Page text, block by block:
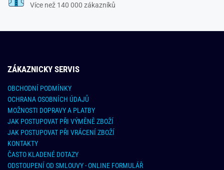
Více než 140 000 zákazníků
ZÁKAZNICKY SERVIS
OBCHODNÍ PODMÍNKY
OCHRANA OSOBNÍCH ÚDAJŮ
MOŽNOSTI DOPRAVY A PLATBY
JAK POSTUPOVAT PŘI VÝMĚNĚ ZBOŽÍ
JAK POSTUPOVAT PŘI VRÁCENÍ ZBOŽÍ
KONTAKTY
ČASTO KLADENÉ DOTAZY
ODSTOUPENÍ OD SMLOUVY - ONLINE FORMULÁŘ